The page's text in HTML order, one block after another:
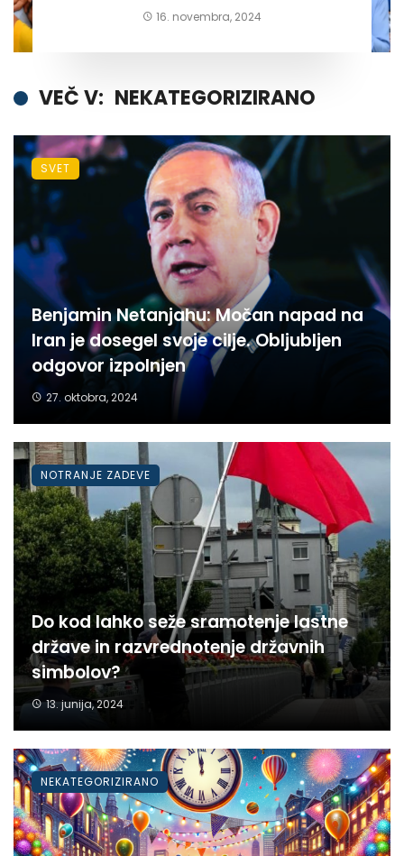
16. novembra, 2024
VEČ V: NEKATEGORIZIRANO
Benjamin Netanjahu: Močan napad na
Iran je dosegel svoje cilje. Obljubljen
odgovor izpolnjen
27. oktobra, 2024
SVET
Do kod lahko seže sramotenje lastne
države in razvrednotenje državnih
simbolov?
13. junija, 2024
NOTRANJE ZADEVE
NEKATEGORIZIRANO